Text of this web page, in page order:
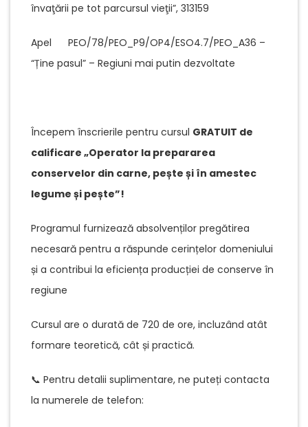
învaţării pe tot parcursul vieţii”, 313159
Apel PEO/78/PEO_P9/OP4/ESO4.7/PEO_A36 –
“Ține pasul” – Regiuni mai putin dezvoltate
Începem înscrierile pentru cursul GRATUIT de
calificare „Operator la prepararea
conservelor din carne, pește și în amestec
legume și pește”!
Programul furnizează absolvenților pregătirea
necesară pentru a răspunde cerințelor domeniului
și a contribui la eficiența producției de conserve în
regiune
Cursul are o durată de 720 de ore, incluzând atât
formare teoretică, cât și practică.
📞 Pentru detalii suplimentare, ne puteți contacta
la numerele de telefon: